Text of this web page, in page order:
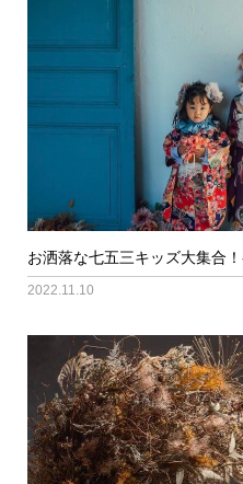
お洒落な七五三キッズ大集合
2022.11.10